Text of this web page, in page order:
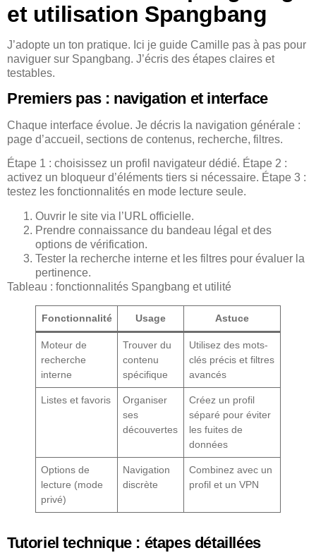
et utilisation Spangbang
J’adopte un ton pratique. Ici je guide Camille pas à pas pour
naviguer sur Spangbang. J’écris des étapes claires et
testables.
Premiers pas : navigation et interface
Chaque interface évolue. Je décris la navigation générale :
page d’accueil, sections de contenus, recherche, filtres.
Étape 1 : choisissez un profil navigateur dédié. Étape 2 :
activez un bloqueur d’éléments tiers si nécessaire. Étape 3 :
testez les fonctionnalités en mode lecture seule.
Ouvrir le site via l’URL officielle.
Prendre connaissance du bandeau légal et des
options de vérification.
Tester la recherche interne et les filtres pour évaluer la
pertinence.
Tableau : fonctionnalités Spangbang et utilité
Fonctionnalité Usage Astuce
Moteur de
recherche
interne
Trouver du
contenu
spécifique
Utilisez des mots-
clés précis et filtres
avancés
Listes et favoris
Organiser
ses
découvertes
Créez un profil
séparé pour éviter
les fuites de
données
Options de
lecture (mode
privé)
Navigation
discrète
Combinez avec un
profil et un VPN
Tutoriel technique : étapes détaillées